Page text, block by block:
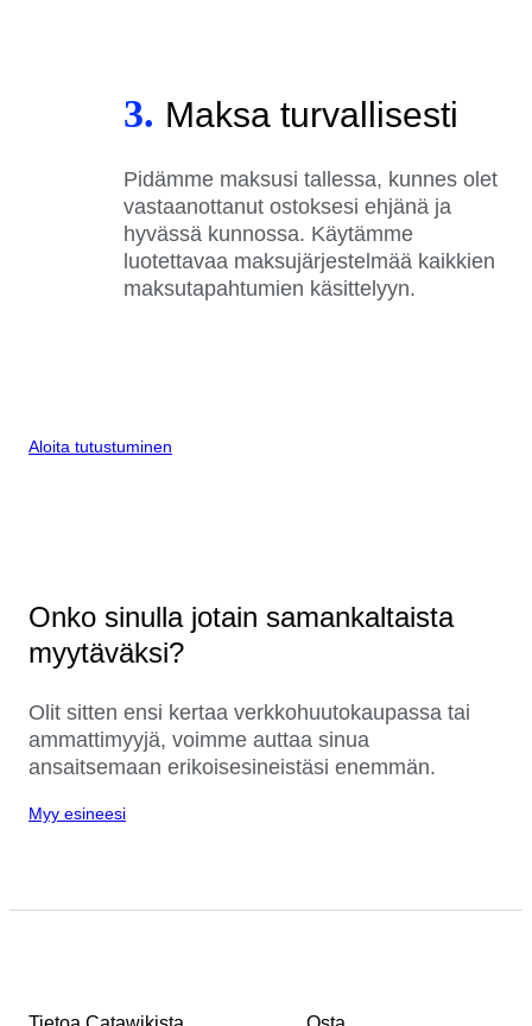
3. Maksa turvallisesti
Pidämme maksusi tallessa, kunnes olet
vastaanottanut ostoksesi ehjänä ja
hyvässä kunnossa. Käytämme
luotettavaa maksujärjestelmää kaikkien
maksutapahtumien käsittelyyn.
Aloita tutustuminen
Onko sinulla jotain samankaltaista
myytäväksi?
Olit sitten ensi kertaa verkkohuutokaupassa tai
ammattimyyjä, voimme auttaa sinua
ansaitsemaan erikoisesineistäsi enemmän.
Myy esineesi